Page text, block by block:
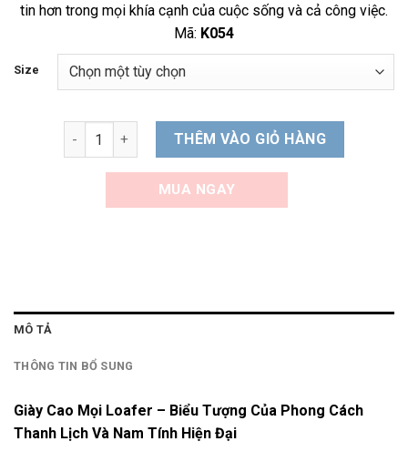
tin hơn trong mọi khía cạnh của cuộc sống và cả công việc.
Mã: K054
Size
Giày Cao Mọi Loafer số lượngTHÊM VÀO GIỎ HÀNG
MUA NGAY
MÔ TẢ
THÔNG TIN BỔ SUNG
Giày Cao Mọi Loafer – Biểu Tượng Của Phong Cách
Thanh Lịch Và Nam Tính Hiện Đại